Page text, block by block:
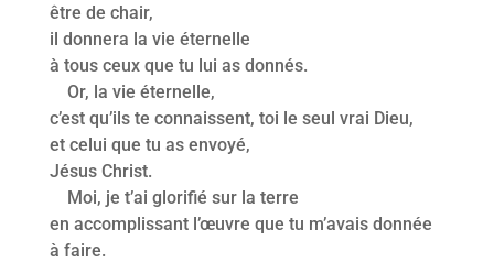
être de chair,
il donnera la vie éternelle
à tous ceux que tu lui as donnés.
Or, la vie éternelle,
c’est qu’ils te connaissent, toi le seul vrai Dieu,
et celui que tu as envoyé,
Jésus Christ.
Moi, je t’ai glorifié sur la terre
en accomplissant l’œuvre que tu m’avais donnée
à faire.